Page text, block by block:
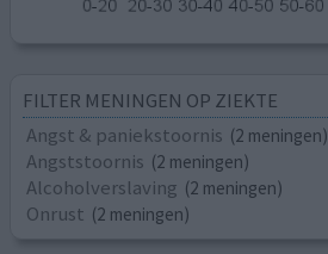
FILTER MENINGEN OP ZIEKTE
Angst & paniekstoornis (2 meningen)
Angststoornis (2 meningen)
Alcoholverslaving (2 meningen)
Onrust (2 meningen)